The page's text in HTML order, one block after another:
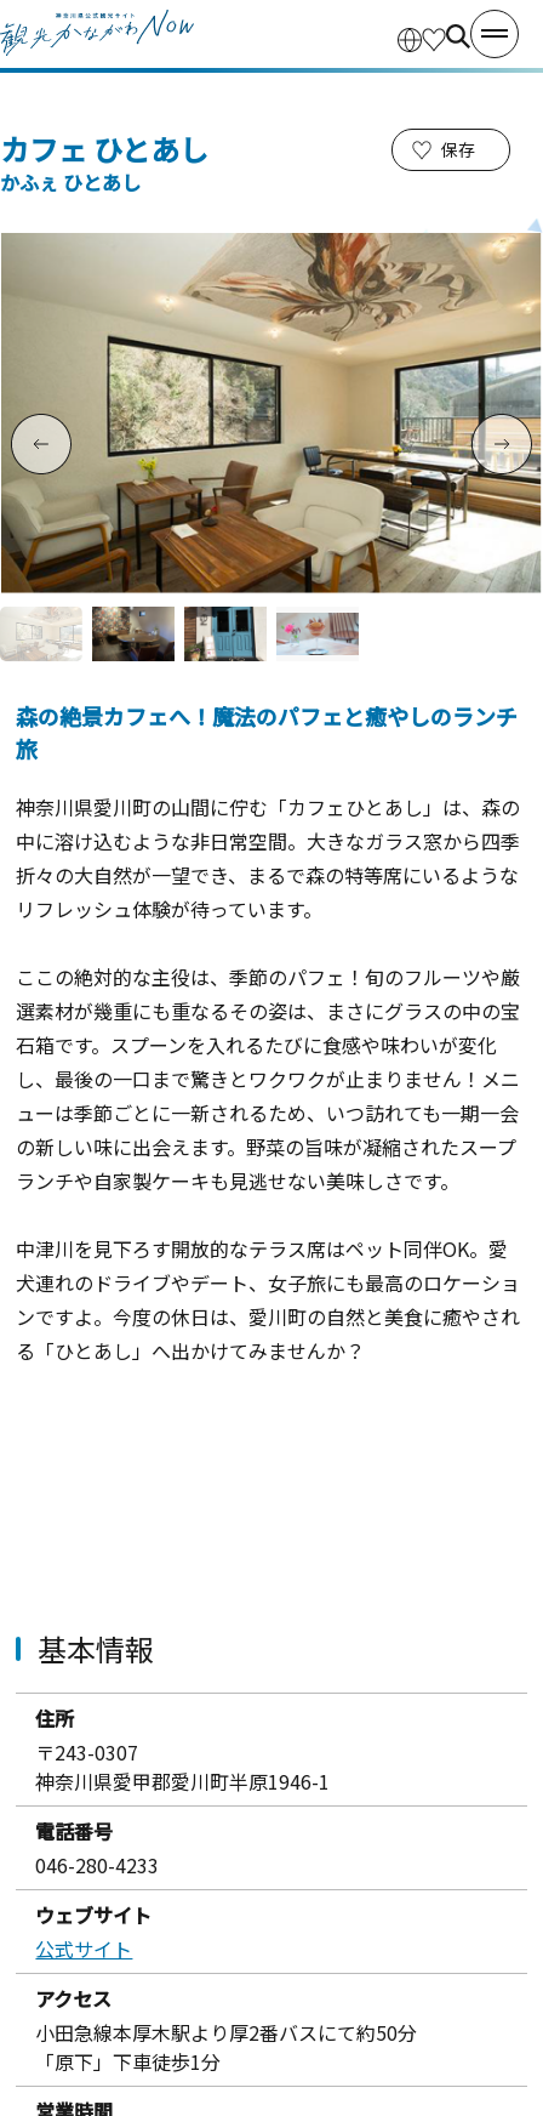
カフェ ひとあし
かふぇ ひとあし
保存
森の絶景カフェへ！魔法のパフェと癒やしのランチ
旅
神奈川県愛川町の山間に佇む「カフェひとあし」は、森の
中に溶け込むような非日常空間。大きなガラス窓から四季
折々の大自然が一望でき、まるで森の特等席にいるような
リフレッシュ体験が待っています。
ここの絶対的な主役は、季節のパフェ！旬のフルーツや厳
選素材が幾重にも重なるその姿は、まさにグラスの中の宝
石箱です。スプーンを入れるたびに食感や味わいが変化
し、最後の一口まで驚きとワクワクが止まりません！メニ
ューは季節ごとに一新されるため、いつ訪れても一期一会
の新しい味に出会えます。野菜の旨味が凝縮されたスープ
ランチや自家製ケーキも見逃せない美味しさです。
中津川を見下ろす開放的なテラス席はペット同伴OK。愛
犬連れのドライブやデート、女子旅にも最高のロケーショ
ンですよ。今度の休日は、愛川町の自然と美食に癒やされ
る「ひとあし」へ出かけてみませんか？
基本情報
住所
〒243-0307
神奈川県愛甲郡愛川町半原1946-1
電話番号
046-280-4233
ウェブサイト
公式サイト
アクセス
小田急線本厚木駅より厚2番バスにて約50分
「原下」下車徒歩1分